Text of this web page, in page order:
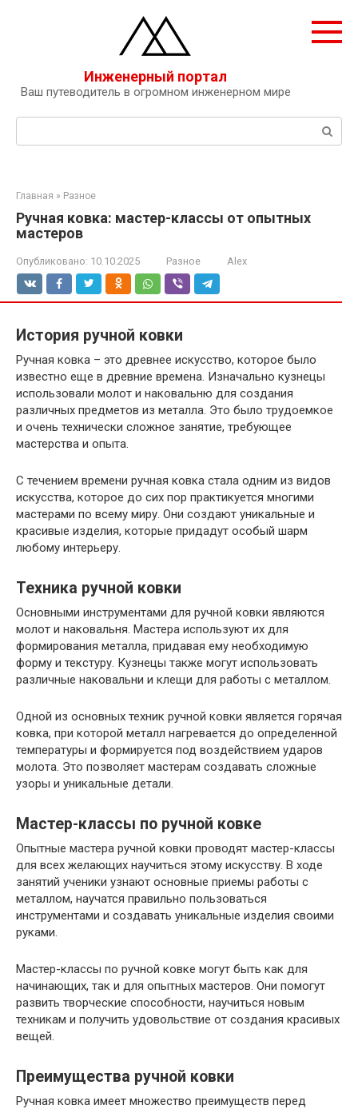
Инженерный портал
Ваш путеводитель в огромном инженерном мире
Поиск:
Главная » Разное
Ручная ковка: мастер-классы от опытных
мастеров
Опубликовано: 10.10.2025 Разное Alex
История ручной ковки
Ручная ковка – это древнее искусство, которое было
известно еще в древние времена. Изначально кузнецы
использовали молот и наковальню для создания
различных предметов из металла. Это было трудоемкое
и очень технически сложное занятие, требующее
мастерства и опыта.
С течением времени ручная ковка стала одним из видов
искусства, которое до сих пор практикуется многими
мастерами по всему миру. Они создают уникальные и
красивые изделия, которые придадут особый шарм
любому интерьеру.
Техника ручной ковки
Основными инструментами для ручной ковки являются
молот и наковальня. Мастера используют их для
формирования металла, придавая ему необходимую
форму и текстуру. Кузнецы также могут использовать
различные наковальни и клещи для работы с металлом.
Одной из основных техник ручной ковки является горячая
ковка, при которой металл нагревается до определенной
температуры и формируется под воздействием ударов
молота. Это позволяет мастерам создавать сложные
узоры и уникальные детали.
Мастер-классы по ручной ковке
Опытные мастера ручной ковки проводят мастер-классы
для всех желающих научиться этому искусству. В ходе
занятий ученики узнают основные приемы работы с
металлом, научатся правильно пользоваться
инструментами и создавать уникальные изделия своими
руками.
Мастер-классы по ручной ковке могут быть как для
начинающих, так и для опытных мастеров. Они помогут
развить творческие способности, научиться новым
техникам и получить удовольствие от создания красивых
вещей.
Преимущества ручной ковки
Ручная ковка имеет множество преимуществ перед